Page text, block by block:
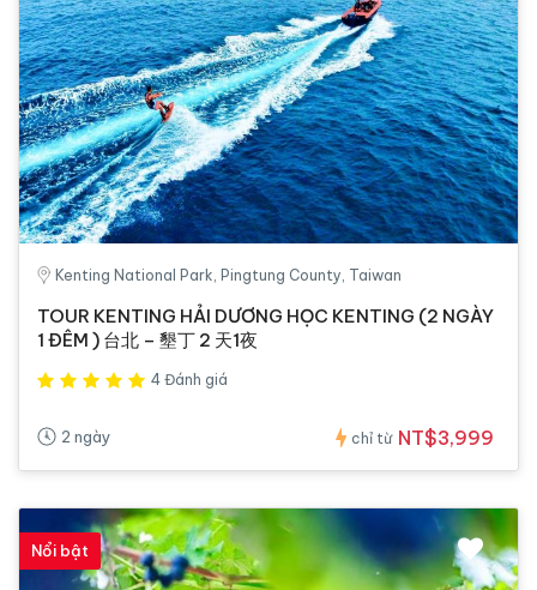
Kenting National Park, Pingtung County, Taiwan
TOUR KENTING HẢI DƯƠNG HỌC KENTING (2 NGÀY
1 ĐÊM ) 台北 – 墾丁 2 天1夜
4 Đánh giá
2 ngày chỉ từ NT$3,999
Nổi bật